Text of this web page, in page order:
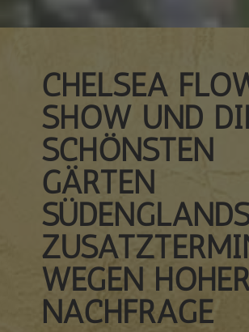
CHELSEA
SHOW UND
SCHÖNSTEN
GÄRTEN
WEGEN
NACHFRAGE